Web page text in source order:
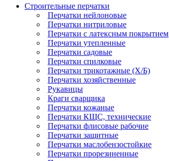
Строительные перчатки
Перчатки нейлоновые
Перчатки нитриловые
Перчатки с латексным покрытием
Перчатки утепленные
Перчатки садовые
Перчатки спилковые
Перчатки трикотажные (Х/Б)
Перчатки хозяйственные
Рукавицы
Краги сварщика
Перчатки кожаные
Перчатки КЩС, технические
Перчатки флисовые рабочие
Перчатки защитные
Перчатки маслобензостойкие
Перчатки прорезиненные